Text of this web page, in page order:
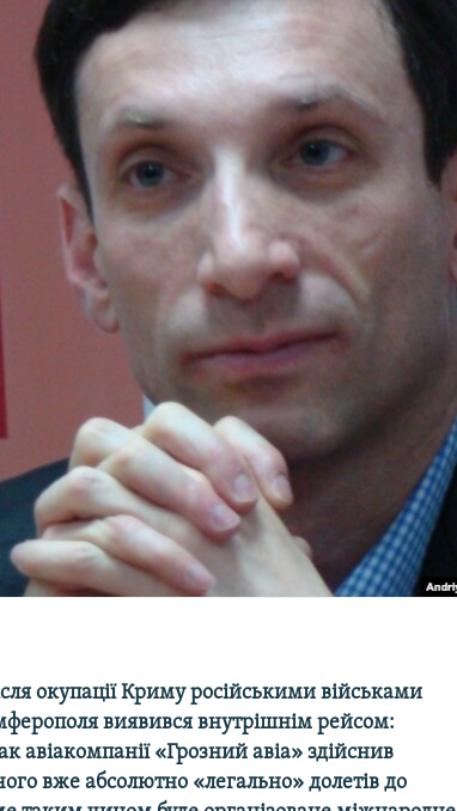
окупації Криму російськими військами
виявився внутрішнім рейсом:
авіакомпанії «Грозний авіа» здійснив
вже абсолютно «легально» долетів до